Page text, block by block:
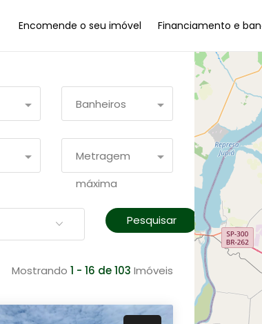
Encomende o seu imóvel Financiamento e
Banheiros
Metragem
máxima
Pesquisar
Mostrando 1 - 16 de 103 Imóveis